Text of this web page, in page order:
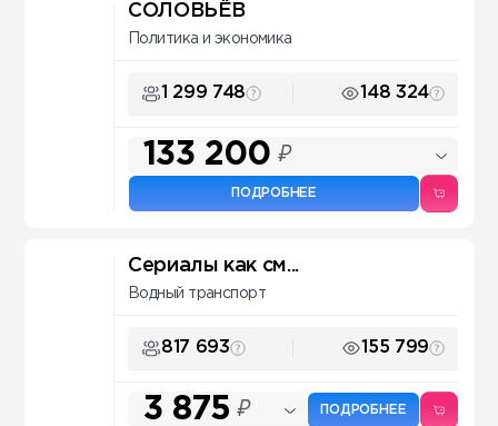
СОЛОВЬЁВ
Политика и экономика
1 299 748 148 324
133 200 ₽
ПОДРОБНЕЕ
Сериалы как см...
Водный транспорт
817 693 155 799
3 875 ₽ ПОДРОБНЕЕ